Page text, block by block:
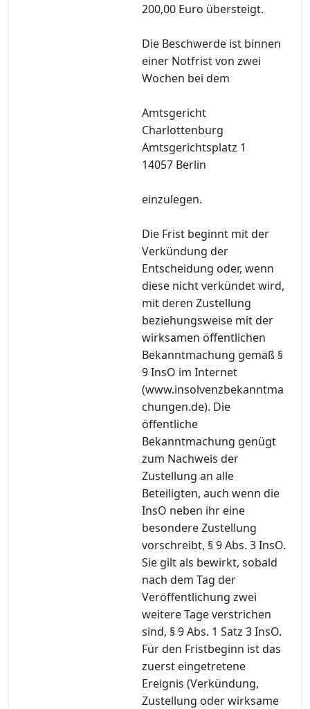
200,00 Euro übersteigt.
Die Beschwerde ist binnen
einer Notfrist von zwei
Wochen bei dem
Amtsgericht
Charlottenburg
Amtsgerichtsplatz 1
14057 Berlin
einzulegen.
Die Frist beginnt mit der
Verkündung der
Entscheidung oder, wenn
diese nicht verkündet wird,
mit deren Zustellung
beziehungsweise mit der
wirksamen öffentlichen
Bekanntmachung gemäß §
9 InsO im Internet
(www.insolvenzbekanntma
chungen.de). Die
öffentliche
Bekanntmachung genügt
zum Nachweis der
Zustellung an alle
Beteiligten, auch wenn die
InsO neben ihr eine
besondere Zustellung
vorschreibt, § 9 Abs. 3 InsO.
Sie gilt als bewirkt, sobald
nach dem Tag der
Veröffentlichung zwei
weitere Tage verstrichen
sind, § 9 Abs. 1 Satz 3 InsO.
Für den Fristbeginn ist das
zuerst eingetretene
Ereignis (Verkündung,
Zustellung oder wirksame